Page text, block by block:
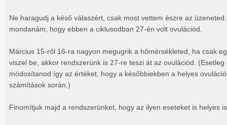
Ne haragudj a késő válaszért, csak most vettem észre az
mondanám, hogy ebben a ciklusodban 27-én volt ovulációd.
Március 15-ről 16-ra nagyon megugrik a hőmérsékleted, ha csak
viszel be, akkor rendszerünk is 27-re teszi át az ovulációd.
módosítanod így az értéket, hogy a későbbiekben a helyes
számítások során.)
Finomítjuk majd a rendszerünket, hogy az ilyen eseteket is helyes